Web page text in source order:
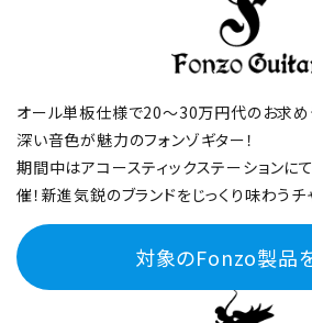
オール単板仕様で20～30万円代のお求め
深い音色が魅力のフォンゾギター！
期間中はアコースティックステーションに
催！新進気鋭のブランドをじっくり味わうチ
対象のFonzo製品